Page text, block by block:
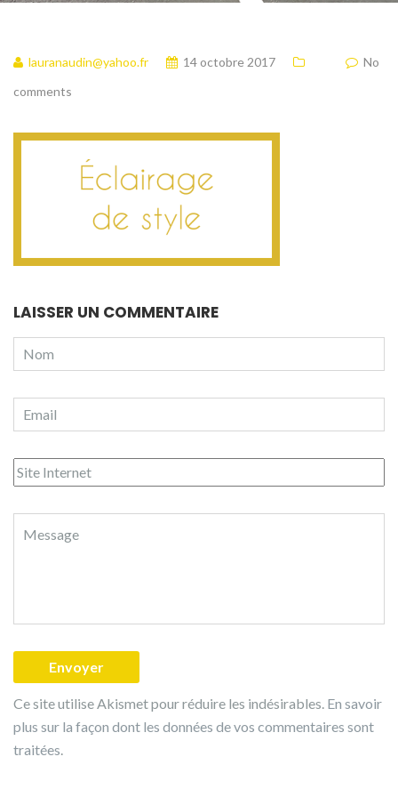
lauranaudin@yahoo.fr 14 octobre 2017
No
comments
LAISSER UN COMMENTAIRE
Ce site utilise Akismet pour réduire les indésirables. En savoir
plus sur la façon dont les données de vos commentaires sont
traitées.